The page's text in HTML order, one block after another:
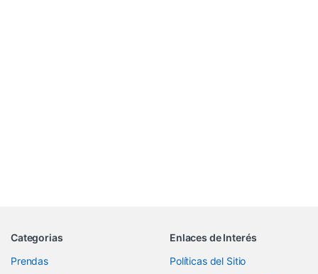
Categorias
Prendas
Enlaces de Interés
Políticas del Sitio